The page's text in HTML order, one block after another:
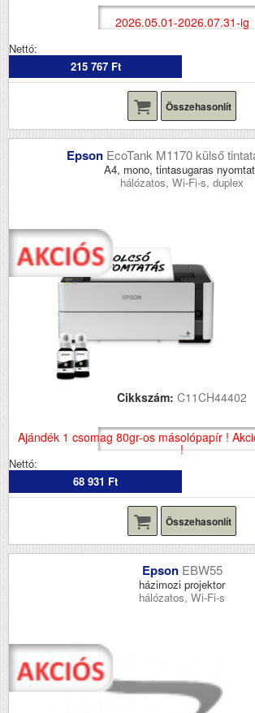
2026.05.01-2026.07.31-ig
Nettó:
215 767 Ft
Összehasonlít
Epson EcoTank M1170 külső
A4, mono, tintasugaras
hálózatos, Wi-Fi-s, duplex
Cikkszám: C11CH44402
Ajándék 1 csomag 80gr-os másolópapír !
!
Nettó:
68 931 Ft
Összehasonlít
Epson EBW55
házimozi projektor
hálózatos, Wi-Fi-s